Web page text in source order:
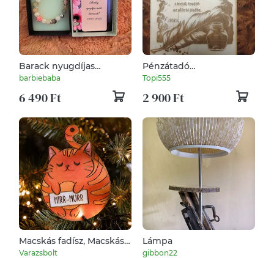
Barack nyugdíjas
ajándék
barbiebaba
6 490 Ft
Pénzátadó
ajándékdobozka
Topi555
2 900 Ft
Macskás fadísz, Macskás
Karácsonyfadísz Névre
Varazsbolt
Lámpa
gibbon22